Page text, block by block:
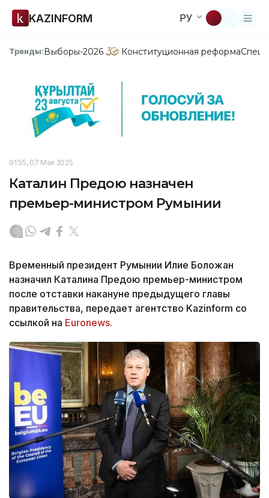
KAZINFORM РУ
Тренды:Выборы-2026 Конституционная реформа
01:55, 07 Мая 2025
Каталин Предою назначен
премьер-министром Румынии
Временный президент Румынии Илие Боложан
назначил Каталина Предою премьер-министром
после отставки накануне предыдущего главы
правительства, передает агентство Kazinform со
ссылкой на Euronews.